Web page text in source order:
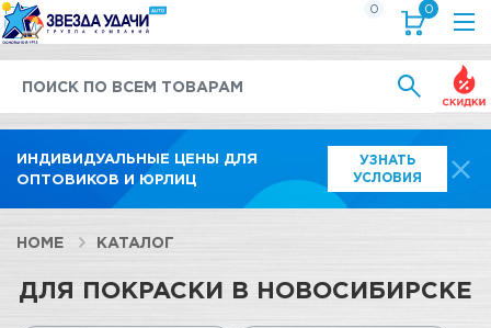
ИНДИВИДУАЛЬНЫЕ ЦЕНЫ ДЛЯ
ОПТОВИКОВ И ЮРЛИЦ
УЗНАТЬ
УСЛОВИЯ
0 0
HOME КАТАЛОГ
ДЛЯ ПОКРАСКИ В НОВОСИБИРСКЕ